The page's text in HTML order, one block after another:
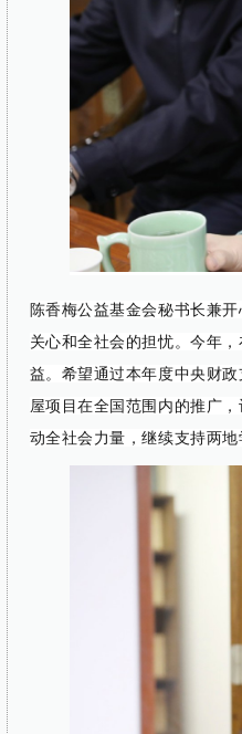
陈香梅公益基金会秘书长兼
关心和全社会的担忧。今年
益。希望通过本年度中央财
屋项目在全国范围内的推广
动全社会力量，继续支持两